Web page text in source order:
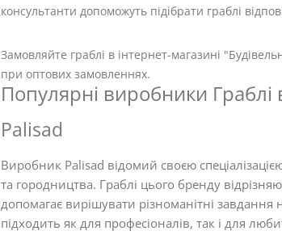
консультанти допоможуть підібрати граблі
Замовляйте граблі в інтернет-магазині
при оптових замовленнях.
Популярні виробники Граблі
Palisad
Виробник Palisad відомий своєю
та городництва. Граблі цього бренду
допомагає вирішувати різноманітні
підходить як для професіоналів, так і для